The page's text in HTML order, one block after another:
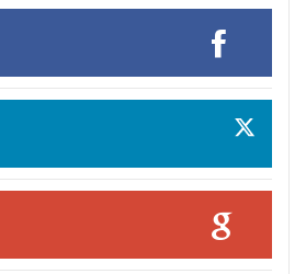
पर राकेश राठौर का
क्षेत्र के भाजपा
भव्य सम्मान*
WITH US: